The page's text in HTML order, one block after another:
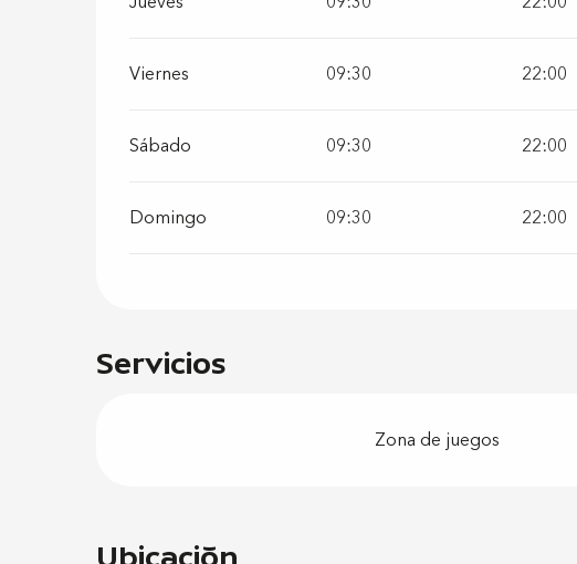
Servicios
Zona de juegos
Viernes 09:30 22:00
Sábado 09:30 22:00
Domingo 09:30 22:00
Ubicación